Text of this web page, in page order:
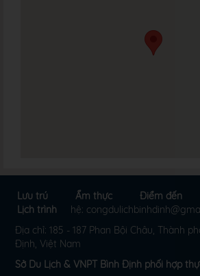
Lưu trú Ẩm thực Điểm đến
Lịch trình
hệ:
Địa chỉ: 185 - 187 Phan Bội Châu, Thành
Định, Việt Nam
Sở Du Lịch & VNPT Bình Định phối hợp